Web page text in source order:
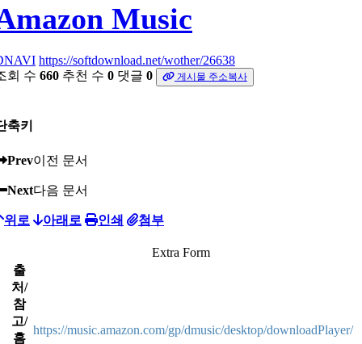
Music
https://softdownload.net/wother/26638
회 수 660 추천 수 0 댓글 0 게시물 주소복사
축키
Prev이전 문서
Next다음 문서
위로 아래로 인쇄 첨부
Extra Form
출
처/
참
고/
홈
https://music.amazon.com/gp/dmusic/desktop/downloadPlayer/